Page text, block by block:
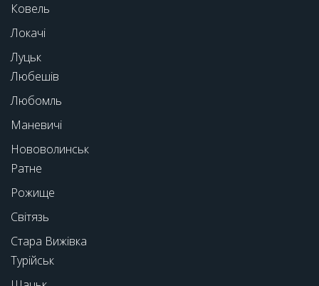
Ковель
Локачі
Луцьк
Любешів
Любомль
Маневичі
Нововолинськ
Ратне
Рожище
Світязь
Стара Вижівка
Турійськ